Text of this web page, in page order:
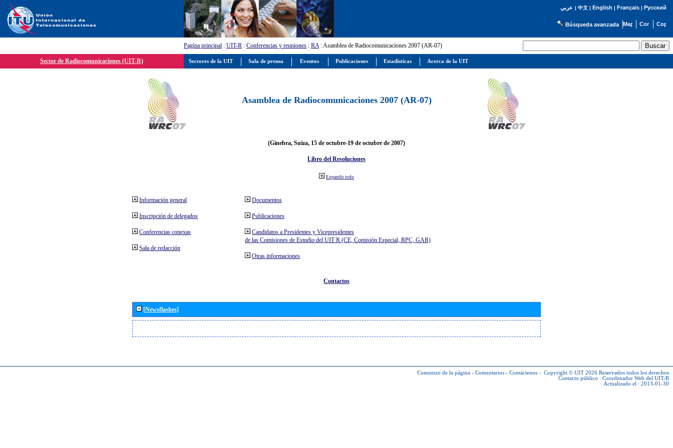
عربي | 中文| English | Français| Русский
Búsqueda avanzada
Pagína principal : UIT-R : Conferencias y reuniones : RA: Asamblea de Radiocomunicaciones 2007 (AR-07)
Sector de Radiocomunicaciones (UIT-R)
Asamblea de Radiocomunicaciones 2007 (AR-07)
(Ginebra, Suiza, 15 de octubre-19 de octubre de 2007)
Libro del Resoluciones
Expandir todo
Información general
Inscripción de delegados
Conferencias conexas
Sala de redacción
Documentos
Publicaciones
Candidatos a Presidentes y Vicepresidentes
de las Comisiones de Estudio del UIT R (CE, Comisión Especial, RPC, GAR)
Otras informaciones
Contactos
[Newsflashes]
Comienzo de la página - Comentarios - Contáctenos - Copyright © UIT 2026 Reservados todos los derechos
Contacto público : Coordenador Web del UIT-R
Actualizado el : 2013-01-30
Sectores de la UIT Sala de prensa Eventos Publicaciones Estadísticas Acerca de la UIT